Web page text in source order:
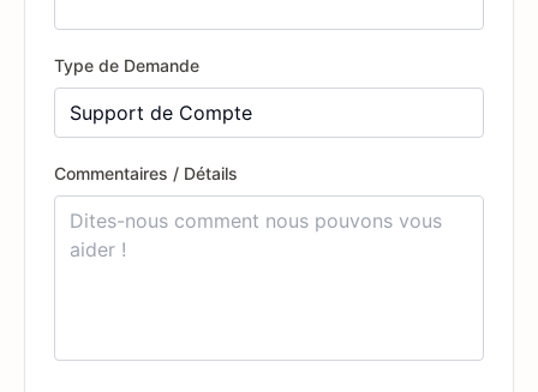
Type de Demande
Commentaires / Détails